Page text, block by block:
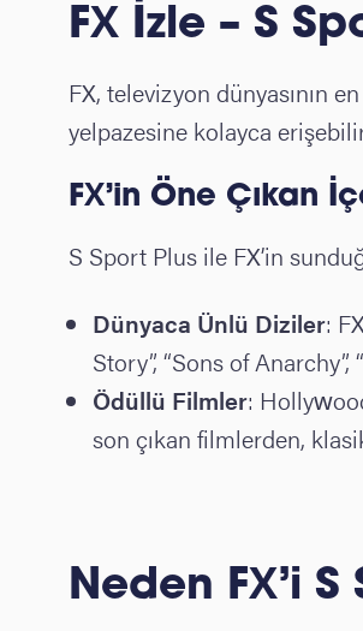
FX İzle – S
FX, televizyon dünyasının
yelpazesine kolayca
FX’in Öne Çıkan
S Sport Plus ile FX’in
Dünyaca Ünlü Diziler:
Story”, “Sons of
Ödüllü Filmler:
son çıkan filmlerden,
Neden FX’i